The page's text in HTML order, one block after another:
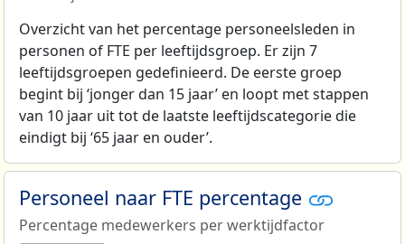
Overzicht van het percentage personeelsleden in
personen of FTE per leeftijdsgroep. Er zijn 7
leeftijdsgroepen gedefinieerd. De eerste groep
begint bij ‘jonger dan 15 jaar’ en loopt met stappen
van 10 jaar uit tot de laatste leeftijdscategorie die
eindigt bij ‘65 jaar en ouder’.
Personeel naar FTE percentage
Percentage medewerkers per werktijdfactor